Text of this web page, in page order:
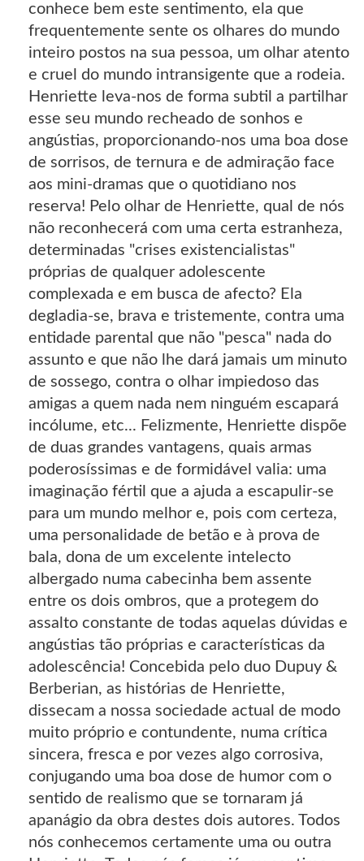
conhece bem este sentimento, ela que
frequentemente sente os olhares do mundo
inteiro postos na sua pessoa, um olhar atento
e cruel do mundo intransigente que a rodeia.
Henriette leva-nos de forma subtil a partilhar
esse seu mundo recheado de sonhos e
angústias, proporcionando-nos uma boa dose
de sorrisos, de ternura e de admiração face
aos mini-dramas que o quotidiano nos
reserva! Pelo olhar de Henriette, qual de nós
não reconhecerá com uma certa estranheza,
determinadas "crises existencialistas"
próprias de qualquer adolescente
complexada e em busca de afecto? Ela
degladia-se, brava e tristemente, contra uma
entidade parental que não "pesca" nada do
assunto e que não lhe dará jamais um minuto
de sossego, contra o olhar impiedoso das
amigas a quem nada nem ninguém escapará
incólume, etc... Felizmente, Henriette dispõe
de duas grandes vantagens, quais armas
poderosíssimas e de formidável valia: uma
imaginação fértil que a ajuda a escapulir-se
para um mundo melhor e, pois com certeza,
uma personalidade de betão e à prova de
bala, dona de um excelente intelecto
albergado numa cabecinha bem assente
entre os dois ombros, que a protegem do
assalto constante de todas aquelas dúvidas e
angústias tão próprias e características da
adolescência! Concebida pelo duo Dupuy &
Berberian, as histórias de Henriette,
dissecam a nossa sociedade actual de modo
muito próprio e contundente, numa crítica
sincera, fresca e por vezes algo corrosiva,
conjugando uma boa dose de humor com o
sentido de realismo que se tornaram já
apanágio da obra destes dois autores. Todos
nós conhecemos certamente uma ou outra